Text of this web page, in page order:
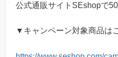
公式通販サイトSEshopで
▼キャンペーン対象商品は